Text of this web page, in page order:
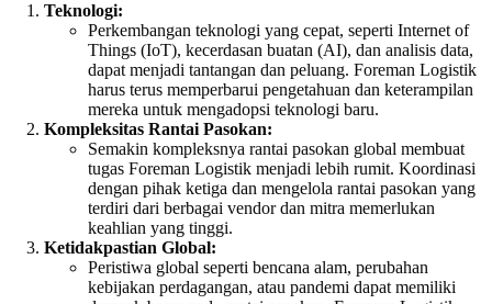
Teknologi:
Perkembangan teknologi yang cepat, seperti Internet of
Things (IoT), kecerdasan buatan (AI), dan analisis data,
dapat menjadi tantangan dan peluang. Foreman Logistik
harus terus memperbarui pengetahuan dan keterampilan
mereka untuk mengadopsi teknologi baru.
Kompleksitas Rantai Pasokan:
Semakin kompleksnya rantai pasokan global membuat
tugas Foreman Logistik menjadi lebih rumit. Koordinasi
dengan pihak ketiga dan mengelola rantai pasokan yang
terdiri dari berbagai vendor dan mitra memerlukan
keahlian yang tinggi.
Ketidakpastian Global:
Peristiwa global seperti bencana alam, perubahan
kebijakan perdagangan, atau pandemi dapat memiliki